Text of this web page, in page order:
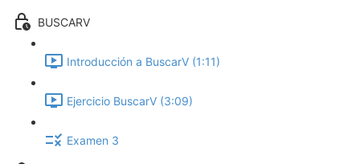
BUSCARV
Introducción a BuscarV (1:11)
Ejercicio BuscarV (3:09)
Examen 3